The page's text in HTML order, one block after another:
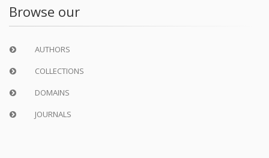
Browse our
AUTHORS
COLLECTIONS
DOMAINS
JOURNALS